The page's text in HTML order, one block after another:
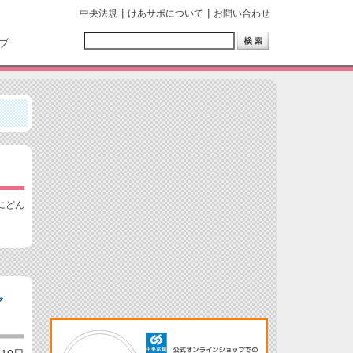
中央法規 けあサポについて お問い合わせ
どん